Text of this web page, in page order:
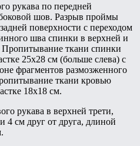
рукава по передней
шов. Разрыв проймы
поверхности с переходом
шва спинки в верхней и
Пропитывание ткани спинки
25х28 см (больше слева) с
фрагментов размозженного
ткани кровью
18х18 см.
рукава в верхней трети,
4 см друг от друга, длиной